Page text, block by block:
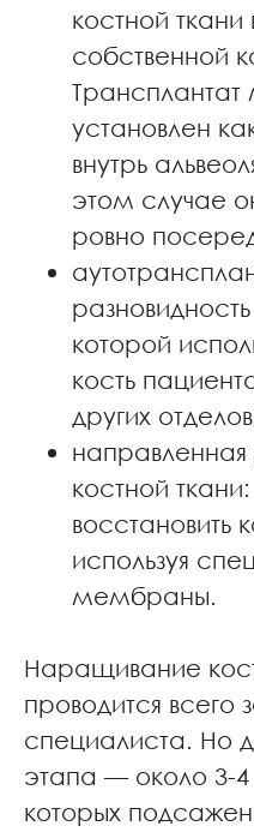
костной ткани
собственной
Трансплантат
установлен
внутрь
этом случае
ровно
которой
кость
других
костной
восстановить
используя
мембраны.
Наращивание
проводится
специалиста. Но
этапа — около 3-4
которых